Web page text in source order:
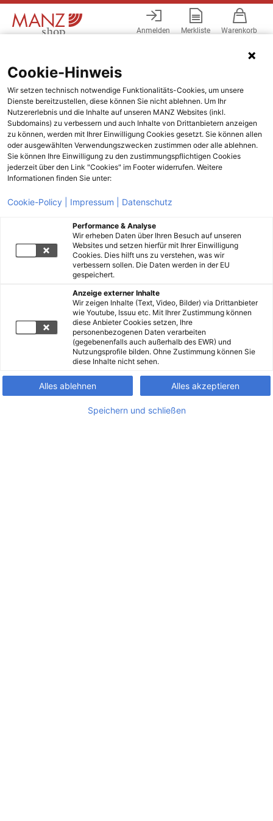
Anmelden Merkliste Warenkorb
Cookie-Hinweis
Wir setzen technisch notwendige Funktionalitäts-Cookies, um unsere
Dienste bereitzustellen, diese können Sie nicht ablehnen. Um Ihr
Nutzererlebnis und die Inhalte auf unseren MANZ Websites (inkl.
Subdomains) zu verbessern und auch Inhalte von Drittanbietern anzeigen
zu können, werden mit Ihrer Einwilligung Cookies gesetzt. Sie können allen
oder ausgewählten Verwendungszwecken zustimmen oder alle ablehnen.
Sie können Ihre Einwilligung zu den zustimmungspflichtigen Cookies
jederzeit über den Link "Cookies" im Footer widerrufen. Weitere
Informationen finden Sie unter:
Cookie-Policy | Impressum | Datenschutz
Performance & Analyse
Wir erheben Daten über Ihren Besuch auf unseren
Websites und setzen hierfür mit Ihrer Einwilligung
Cookies. Dies hilft uns zu verstehen, was wir
verbessern sollen. Die Daten werden in der EU
gespeichert.
Anzeige externer Inhalte
Wir zeigen Inhalte (Text, Video, Bilder) via Drittanbieter
wie Youtube, Issuu etc. Mit Ihrer Zustimmung können
diese Anbieter Cookies setzen, Ihre
personenbezogenen Daten verarbeiten
(gegebenenfalls auch außerhalb des EWR) und
Nutzungsprofile bilden. Ohne Zustimmung können Sie
diese Inhalte nicht sehen.
Alles ablehnen Alles akzeptieren
Speichern und schließen